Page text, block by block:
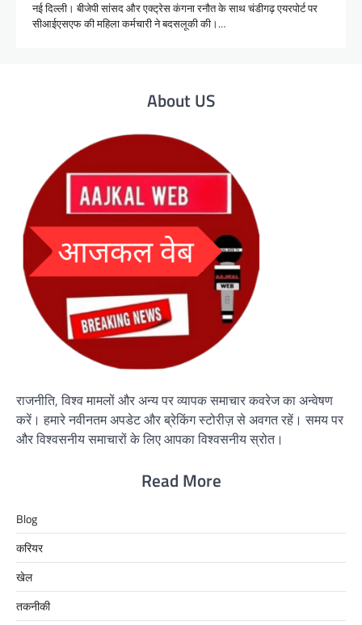
नई दिल्ली। बीजेपी सांसद और एक्ट्रेस कंगना रनौत के साथ चंडीगढ़ एयरपोर्ट पर
सीआईएसएफ की महिला कर्मचारी ने बदसलूकी की।…
About US
राजनीति, विश्व मामलों और अन्य पर व्यापक समाचार कवरेज का अन्वेषण
करें। हमारे नवीनतम अपडेट और ब्रेकिंग स्टोरीज़ से अवगत रहें। समय पर
और विश्वसनीय समाचारों के लिए आपका विश्वसनीय स्रोत।
Read More
Blog
करियर
खेल
तकनीकी